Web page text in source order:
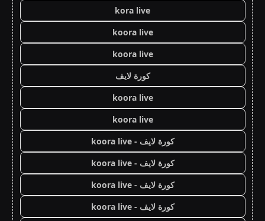
kora live
koora live
koora live
كورة لايف
koora live
koora live
كورة لايف - koora live
كورة لايف - koora live
كورة لايف - koora live
كورة لايف - koora live